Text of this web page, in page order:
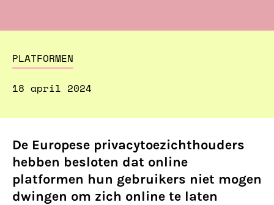
PLATFORMEN
18 april 2024
De Europese privacytoezichthouders
hebben besloten dat online
platformen hun gebruikers niet mogen
dwingen om zich online te laten